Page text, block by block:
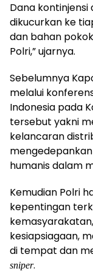
Dana kontinjensi
dikucurkan ke
dan bahan
Polri,” ujarnya.
Sebelumnya
melalui
Indonesia pada
tersebut yakni
kelancaran
humanis dalam
Kemudian Polri
kepentingan
kesiapsiagaan,
di tempat dan
sniper.